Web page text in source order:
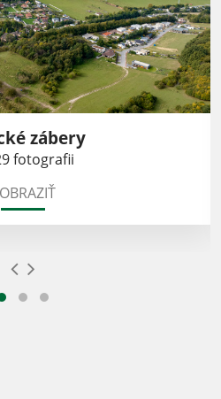
zábery
fotografii